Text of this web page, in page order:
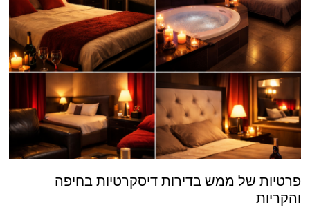
פרטיות של ממש בדירות דיסקרטיות בחיפה
והקריות